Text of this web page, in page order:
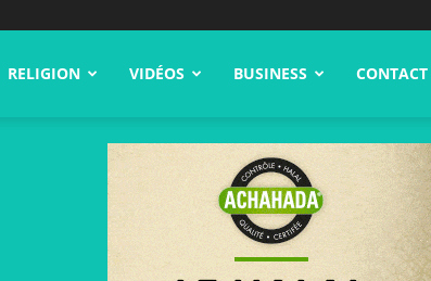
RELIGION VIDÉOS BUSINESS CONTACT